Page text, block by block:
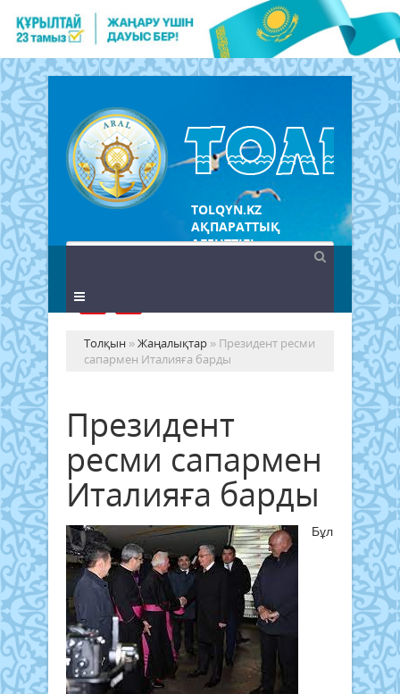
TOLQYN.KZ
АҚПАРАТТЫҚ
АГЕНТТІГІ
Толқын »Жаңалықтар » Президент ресми
сапармен Италияға барды
Президент
ресми сапармен
Италияға барды
Бұл